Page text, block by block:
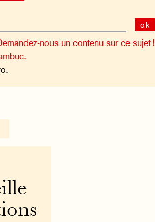
ok
nous un contenu sur ce sujet !